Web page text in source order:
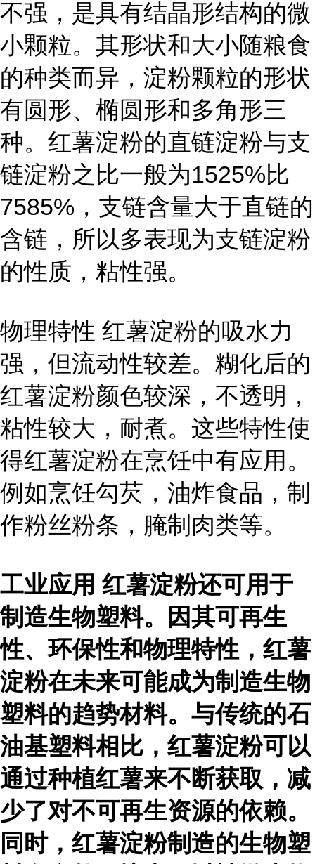
不强，是具有结晶形结构的微
小颗粒。其形状和大小随粮食
的种类而异，淀粉颗粒的形状
有圆形、椭圆形和多角形三
种。红薯淀粉的直链淀粉与支
链淀粉之比一般为1525%比
7585%，支链含量大于直链的
含链，所以多表现为支链淀粉
的性质，粘性强。
物理特性 红薯淀粉的吸水力
强，但流动性较差。糊化后的
红薯淀粉颜色较深，不透明，
粘性较大，耐煮。这些特性使
得红薯淀粉在烹饪中有应用。
例如烹饪勾芡，油炸食品，制
作粉丝粉条，腌制肉类等。
工业应用 红薯淀粉还可用于
制造生物塑料。因其可再生
性、环保性和物理特性，红薯
淀粉在未来可能成为制造生物
塑料的趋势材料。与传统的石
油基塑料相比，红薯淀粉可以
通过种植红薯来不断获取，减
少了对不可再生资源的依赖。
同时，红薯淀粉制造的生物塑